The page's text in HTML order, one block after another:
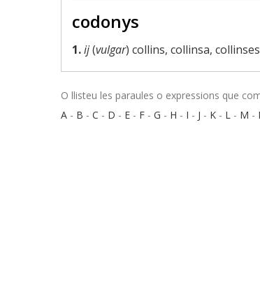
codonys
1.ij(vulgar) collins, collinsa,
O llisteu les paraules o expressions que
A - B - C - D - E - F - G - H - I - J - K - L - M -